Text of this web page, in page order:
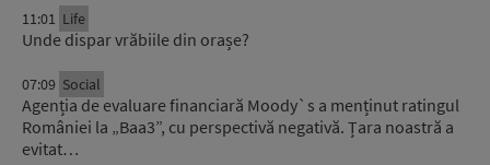
11:01 Life
Unde dispar vrăbiile din orașe?
07:09 Social
Agenția de evaluare financiară Moody`s a menținut ratingul
României la „Baa3”, cu perspectivă negativă. Țara noastră a
evitat…